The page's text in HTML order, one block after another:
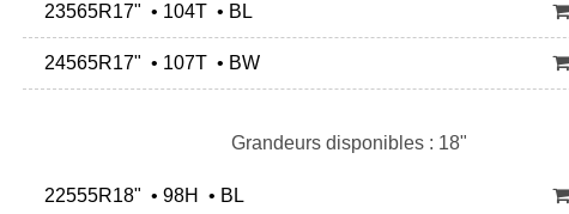
23565R17" • 104T • BL
24565R17" • 107T • BW
Grandeurs disponibles : 18"
22555R18" • 98H • BL